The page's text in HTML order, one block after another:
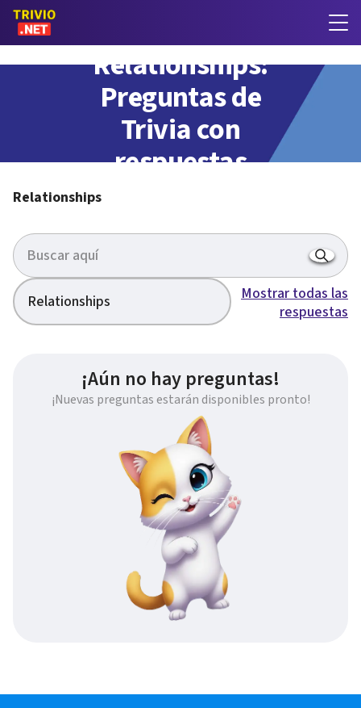
Relationships:
Preguntas de
Trivia con
respuestas
Relationships
Relationships
Mostrar todas las
respuestas
¡Aún no hay preguntas!
¡Nuevas preguntas estarán disponibles pronto!